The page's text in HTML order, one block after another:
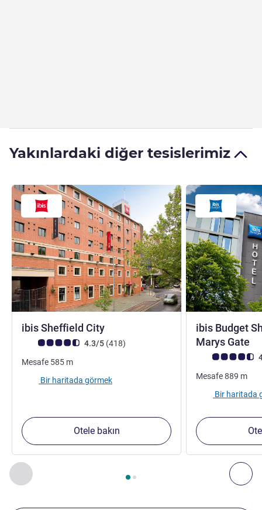
Yakınlardaki diğer tesislerimiz
Önceki - Yakınlardaki diğer tesislerimiz
Sayfa , Yakınlardaki diğer tesislerimiz 1 :, Yakınlardaki
ibis Sheffield City
Avis müşterileri puanı (ALL Puanlama)
4.3/5 (418görüş
)
Mesafe 585 m
Bir haritada görmek
Otele bakın
ibis Budget
Marys Gate
Avis müşterileri
Mesafe889 m
Bir haritada